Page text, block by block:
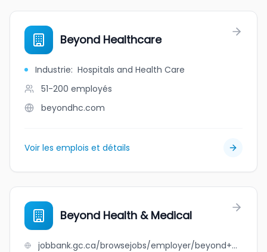
Beyond Healthcare
Industrie: Hospitals and Health Care
51-200 employés
beyondhc.com
Voir les emplois et détails
Beyond Health & Medical
jobbank.gc.ca/browsejobs/employer/beyond+health+%26+medical/ca